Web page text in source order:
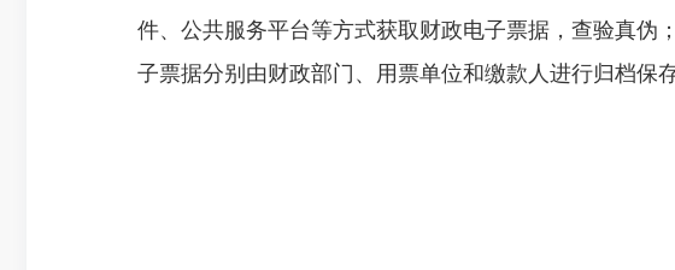
件、公共服务平台等方式获取财政电子票据，查验真伪
子票据分别由财政部门、用票单位和缴款人进行归档保存